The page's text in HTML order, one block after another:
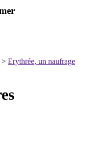
> Erythrée, un naufrage